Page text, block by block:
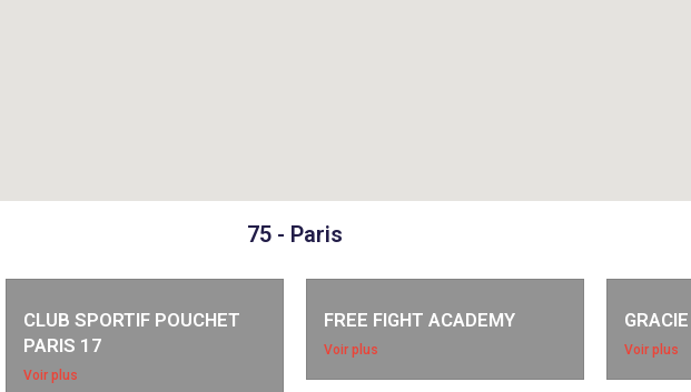
75 - Paris
CLUB SPORTIF POUCHET
PARIS 17
Voir plus
FREE FIGHT ACADEMY
Voir plus Voir plus